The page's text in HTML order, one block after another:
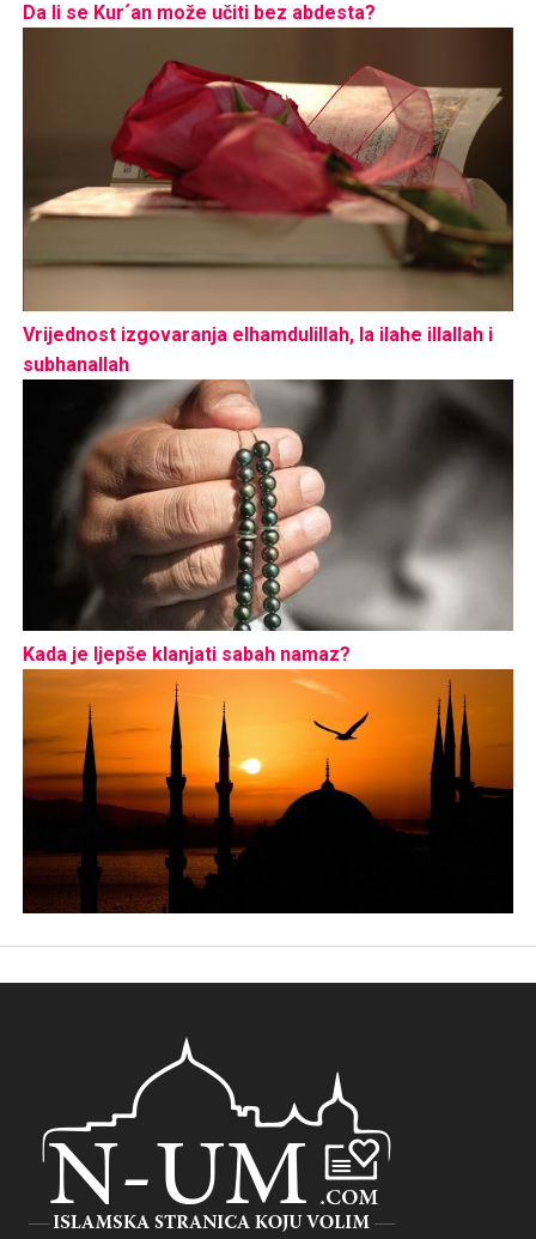
Da li se Kur´an može učiti bez abdesta?
Vrijednost izgovaranja elhamdulillah, la ilahe illallah i
subhanallah
Kada je ljepše klanjati sabah namaz?